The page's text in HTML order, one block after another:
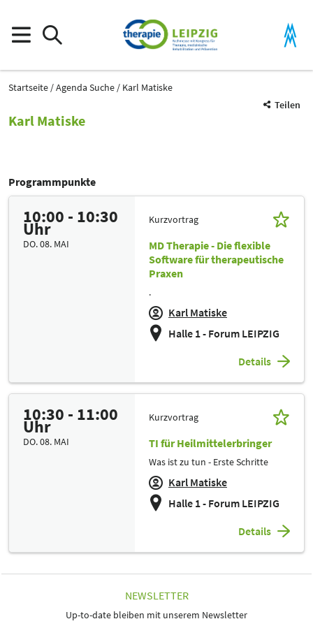
Startseite Agenda Suche
Karl Matiske
Teilen
Karl Matiske
Programmpunkte
10:00 - 10:30
Uhr
DO. 08. MAI
Kurzvortrag
MD Therapie - Die flexible
Software für therapeutische
Praxen
.
Karl Matiske
Halle 1 - Forum LEIPZIG
Details
10:30 - 11:00
Uhr
DO. 08. MAI
Kurzvortrag
TI für Heilmittelerbringer
Was ist zu tun - Erste Schritte
Karl Matiske
Halle 1 - Forum LEIPZIG
Details
NEWSLETTER
Up-to-date bleiben mit unserem Newsletter